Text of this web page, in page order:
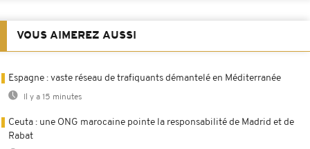
VOUS AIMEREZ AUSSI
Espagne : vaste réseau de trafiquants démantelé en Méditerranée
Il y a 15 minutes
Ceuta : une ONG marocaine pointe la responsabilité de Madrid et de
Rabat